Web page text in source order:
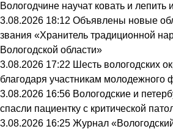
Вологодчине научат ковать и лепить
3.08.2026 18:12 Объявлены новые
звания «Хранитель традиционной
Вологодской области»
3.08.2026 17:22 Шесть вологодских
благодаря участникам молодежного
3.08.2026 16:56 Вологодские и
спасли пациентку с критической
3.08.2026 16:25 Журнал